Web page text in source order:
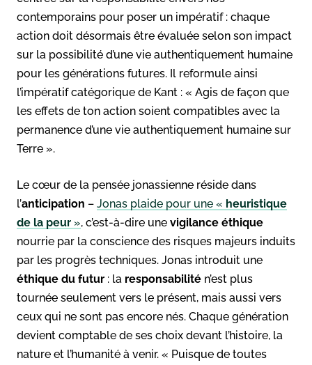
contemporains pour poser un impératif : chaque
action doit désormais être évaluée selon son impact
sur la possibilité d’une vie authentiquement humaine
pour les générations futures. Il reformule ainsi
l’impératif catégorique de Kant : « Agis de façon que
les effets de ton action soient compatibles avec la
permanence d’une vie authentiquement humaine sur
Terre ».
Le cœur de la pensée jonassienne réside dans
l’anticipation – Jonas plaide pour une « heuristique
de la peur », c’est-à-dire une vigilance éthique
nourrie par la conscience des risques majeurs induits
par les progrès techniques. Jonas introduit une
éthique du futur : la responsabilité n’est plus
tournée seulement vers le présent, mais aussi vers
ceux qui ne sont pas encore nés. Chaque génération
devient comptable de ses choix devant l’histoire, la
nature et l’humanité à venir. « Puisque de toutes